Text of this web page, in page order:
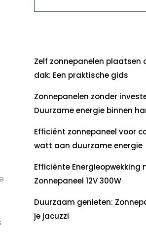
Zelf zonnepanelen plaatsen
dak: Een praktische gids
Zonnepanelen zonder
Duurzame energie binnen
Efficiënt zonnepaneel voor
watt aan duurzame energie
Efficiënte Energieopwekking
Zonnepaneel 12V 300W
Duurzaam genieten:
je jacuzzi